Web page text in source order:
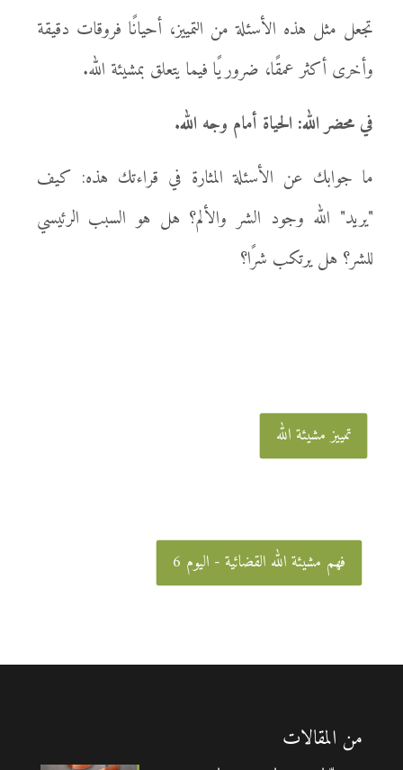
تجعل مثل هذه الأسئلة من التمييز، أحيانًا فروقات دقيقة
وأخرى أكثر عمقًا، ضروريًا فيما يتعلق بمشيئة الله.
في محضر الله: الحياة أمام وجه الله.
ما جوابك عن الأسئلة المثارة في قراءتك هذه: كيف
"يريد" الله وجود الشر والألم؟ هل هو السبب الرئيسي
للشر؟ هل يرتكب شرًا؟
تمييز مشيئة الله
فهم مشيئة الله القضائية - اليوم 6
من المقالات